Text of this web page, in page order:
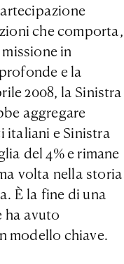
che comporta,
in
e la
2008, la Sinistra
aggregare
italiani e Sinistra
del 4% e rimane
volta nella storia
È la fine di una
ha avuto
modello chiave.